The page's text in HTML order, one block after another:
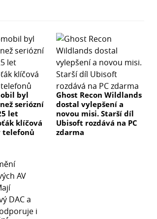
byl
seriózní
let
klíčová
telefonů
Ghost Recon Wildlands
dostal vylepšení a
novou misi. Starší díl
Ubisoft rozdává na PC
zdarma